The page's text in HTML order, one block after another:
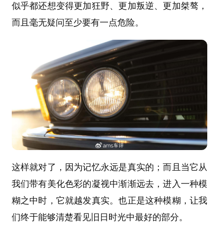
似乎都还想变得更加狂野、更加叛逆、更加桀骜，
而且毫无疑问至少要有一点危险。
这样就对了，因为记忆永远是真实的；而且当它从
我们带有美化色彩的凝视中渐渐远去，进入一种模
糊之中时，它就越发真实。也正是这种模糊，让我
们终于能够清楚看见旧日时光中最好的部分。